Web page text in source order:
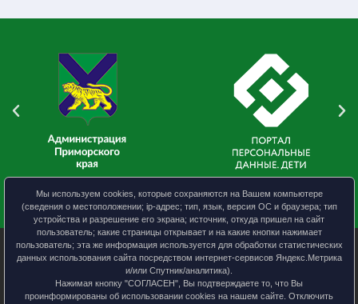
УО АКМО
Политика конфиденциальности
Мы используем cookies, которые сохраняются на Вашем компьютере
(сведения о местоположении; ip-адрес; тип, язык, версия ОС и браузера; тип
устройства и разрешение его экрана; источник, откуда пришел на сайт
пользователь; какие страницы открывает и на какие кнопки нажимает
пользователь; эта же информация используется для обработки статистических
данных использования сайта посредством интернет-сервисов Яндекс.Метрика
и/или Спутник/аналитика).
Нажимая кнопку "СОГЛАСЕН", Вы подтверждаете то, что Вы
проинформированы об использовании cookies на нашем сайте. Отключить